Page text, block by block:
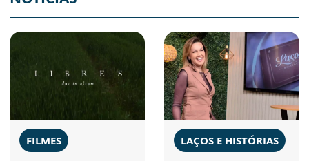
FILMES LAÇOS E HISTÓRIAS